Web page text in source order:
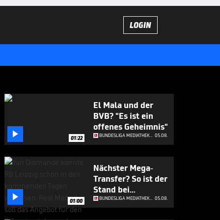
LOGIN
 01:22
El Mala und der
BVB? "Es ist ein
offenes Geheimnis"
BUNDESLIGA MEDIATHEK HIGHLIGHTS 05.08.
 01:00
Nächster Mega-
Transfer? So ist der
Stand bei
Diomande
BUNDESLIGA MEDIATHEK HIGHLIGHTS 05.08.